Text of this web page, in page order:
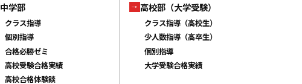
中学部
クラス指導
個別指導
合格必勝ゼミ
高校受験合格実績
高校合格体験談
高校部（大学受験）
クラス指導（高校生）
少人数指導（高卒生）
個別指導
大学受験合格実績